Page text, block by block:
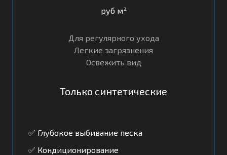
руб м²
Для регулярного ухода
Легкие загрязнения
Освежить вид
Только синтетические
✅ Глубокое выбивание песка
✅ Кондиционирование